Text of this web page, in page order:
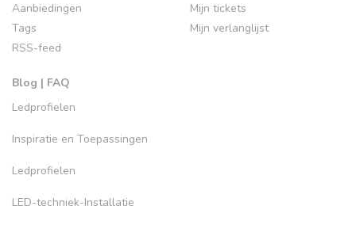
Aanbiedingen
Tags
RSS-feed
Blog | FAQ
Ledprofielen
Inspiratie en Toepassingen
Ledprofielen
LED-techniek-Installatie
Mijn tickets
Mijn verlanglijst